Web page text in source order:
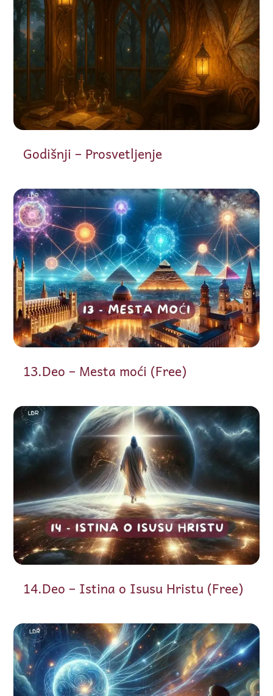
Godišnji – Prosvetljenje
13.Deo – Mesta moći (Free)
14.Deo – Istina o Isusu Hristu (Free)